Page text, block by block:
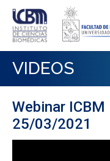
VIDEOS
Webinar
25/03/2021